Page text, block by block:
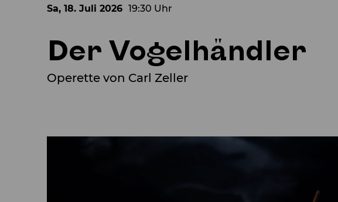
Sa, 18. Juli 2026 19:30 Uhr
Der Vogelhändler
Operette von Carl Zeller